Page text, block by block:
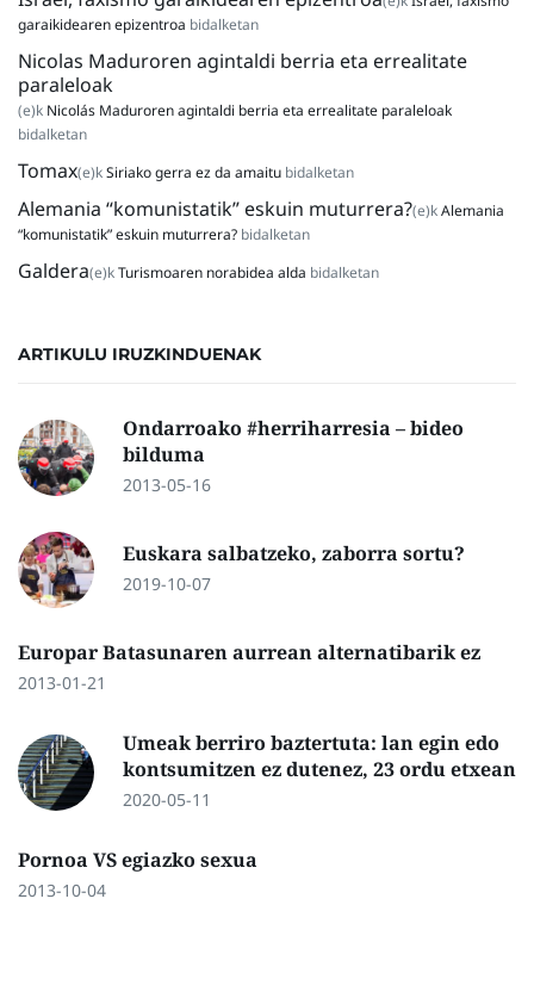
garaikidearen epizentroa bidalketan
Nicolas Maduroren agintaldi berria eta errealitate
paraleloak
(e)k Nicolás Maduroren agintaldi berria eta errealitate paraleloak
bidalketan
Tomax(e)kSiriako gerra ez da amaitu bidalketan
Alemania “komunistatik” eskuin muturrera?(e)kAlemania
“komunistatik” eskuin muturrera? bidalketan
Galdera(e)kTurismoaren norabidea alda bidalketan
ARTIKULU IRUZKINDUENAK
Ondarroako #herriharresia – bideo
bilduma
2013-05-16
Euskara salbatzeko, zaborra sortu?
2019-10-07
Europar Batasunaren aurrean alternatibarik ez
2013-01-21
Umeak berriro baztertuta: lan egin edo
kontsumitzen ez dutenez, 23 ordu etxean
2020-05-11
Pornoa VS egiazko sexua
2013-10-04